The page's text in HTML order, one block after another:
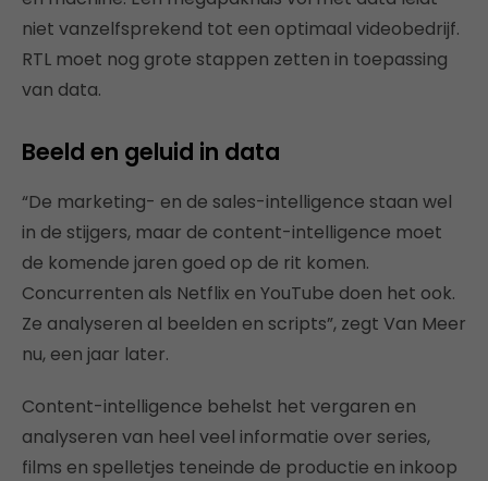
niet vanzelfsprekend tot een optimaal videobedrijf.
RTL moet nog grote stappen zetten in toepassing
van data.
Beeld en geluid in data
“De marketing- en de sales-intelligence staan wel
in de stijgers, maar de content-intelligence moet
de komende jaren goed op de rit komen.
Concurrenten als Netflix en YouTube doen het ook.
Ze analyseren al beelden en scripts”, zegt Van Meer
nu, een jaar later.
Content-intelligence behelst het vergaren en
analyseren van heel veel informatie over series,
films en spelletjes teneinde de productie en inkoop